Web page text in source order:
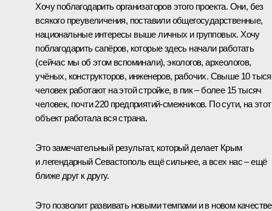
Хочу поблагодарить организаторов этого проекта. Они, без
всякого преувеличения, поставили общегосударственные,
национальные интересы выше личных и групповых. Хочу
поблагодарить сапёров, которые здесь начали работать
(сейчас мы об этом вспоминали), экологов, археологов,
учёных, конструкторов, инженеров, рабочих. Свыше 10
человек работают на этой стройке, в пик – более 15 тысяч
человек, почти 220 предприятий-смежников. По сути, на этот
объект работала вся страна.
Это замечательный результат, который делает Крым
и легендарный Севастополь ещё сильнее, а всех нас – ещё
ближе друг к другу.
Это позволит развивать новыми темпами и в новом качестве